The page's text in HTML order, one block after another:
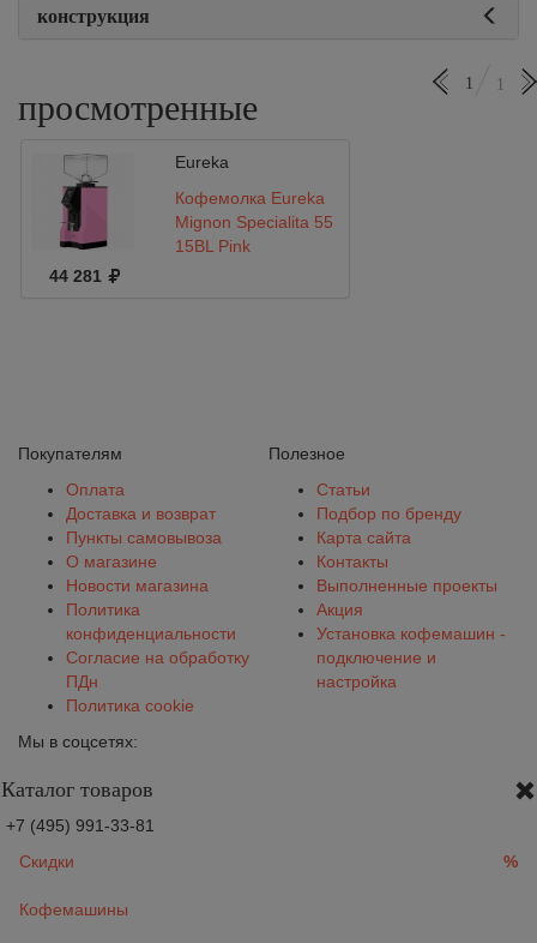
конструкция
просмотренные
1 1
Eureka
Кофемолка Eureka
Mignon Specialita 55
15BL Pink
44 281
Покупателям
Оплата
Доставка и возврат
Пункты самовывоза
О магазине
Новости магазина
Политика
конфиденциальности
Согласие на обработку
ПДн
Политика cookie
Полезное
Статьи
Подбор по бренду
Карта сайта
Контакты
Выполненные проекты
Акция
Установка кофемашин -
подключение и
настройка
Мы в соцсетях:
Каталог товаров
+7 (495) 991-33-81
Скидки
%
Кофемашины